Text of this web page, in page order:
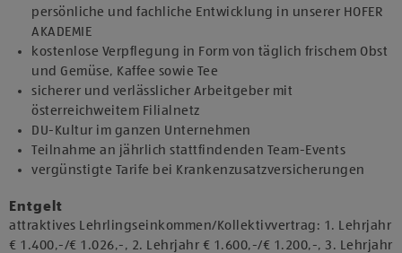
persönliche und fachliche Entwicklung in unserer HOFER
AKADEMIE
kostenlose Verpflegung in Form von täglich frischem Obst
und Gemüse, Kaffee sowie Tee
sicherer und verlässlicher Arbeitgeber mit
österreichweitem Filialnetz
DU-Kultur im ganzen Unternehmen
Teilnahme an jährlich stattfindenden Team-Events
vergünstigte Tarife bei Krankenzusatzversicherungen
Entgelt
attraktives Lehrlingseinkommen/Kollektivvertrag: 1. Lehrjahr
€ 1.400,-/€ 1.026,-, 2. Lehrjahr € 1.600,-/€ 1.200,-, 3. Lehrjahr